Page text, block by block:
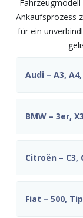
Ankaufsprozess
für ein
Audi – A3, A4,
BMW – 3er,
Citroën – C3,
Fiat – 500,